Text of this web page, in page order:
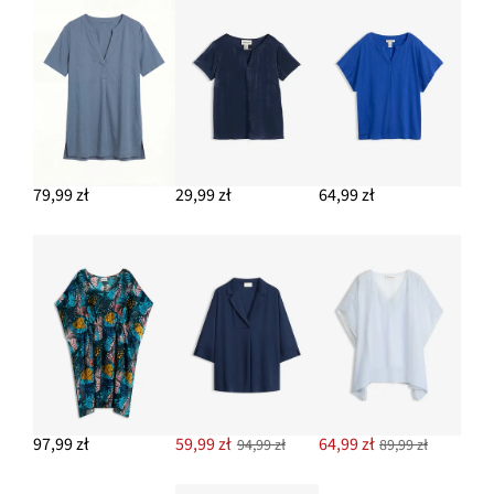
189,99 zł-13%
DODAJ DO KOSZYKA
79,99 zł 29,99 zł 64,99 zł
97,99 zł 59,99 zł 94,99 zł 64,99 zł 89,99 zł